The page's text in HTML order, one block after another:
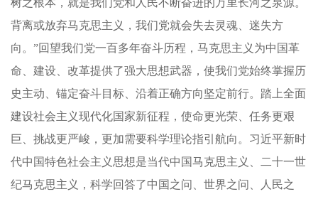
背离或放弃马克思主义，我们党就会失去灵魂、迷失方
向。”回望我们党一百多年奋斗历程，马克思主义为中国革
命、建设、改革提供了强大思想武器，使我们党始终掌握历
史主动、锚定奋斗目标、沿着正确方向坚定前行。踏上全面
建设社会主义现代化国家新征程，使命更光荣、任务更艰
巨、挑战更严峻，更加需要科学理论指引航向。习近平新时
代中国特色社会主义思想是当代中国马克思主义、二十一世
纪马克思主义，科学回答了中国之问、世界之问、人民之